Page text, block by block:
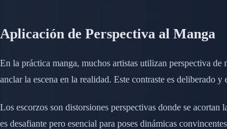
Aplicación de Perspectiva al Manga
En la práctica manga, muchos artistas utilizan perspectiva
anclar la escena en la realidad. Este contraste es deliberado y
Los escorzos son distorsiones perspectivas donde se
es desafiante pero esencial para poses dinámicas